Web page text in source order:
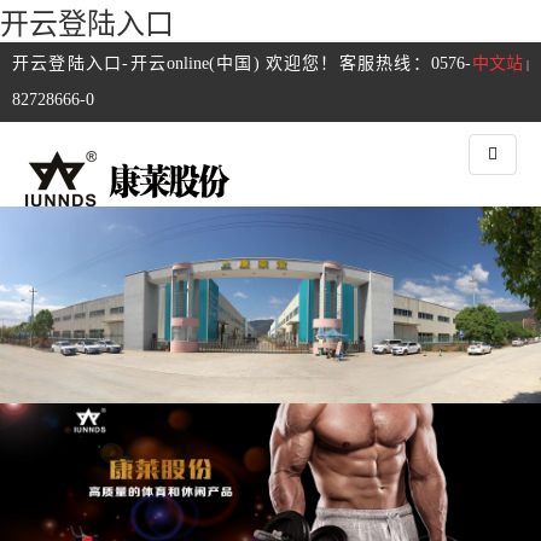
开云登陆入口
中文站 |
开云登陆入口-开云online(中国) 欢迎您！客服热线：0576-
82728666-0